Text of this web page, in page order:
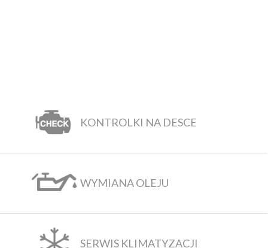
KONTROLKI NA DESCE
WYMIANA OLEJU
SERWIS KLIMATYZACJI